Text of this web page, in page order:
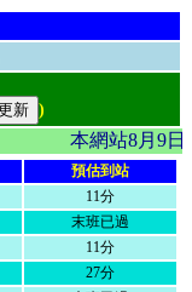
)
本網站8月9
預估到站
11分
末班已過
11分
27分